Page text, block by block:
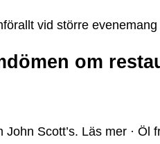
vid större
om
Scott’s. Läs mer ·